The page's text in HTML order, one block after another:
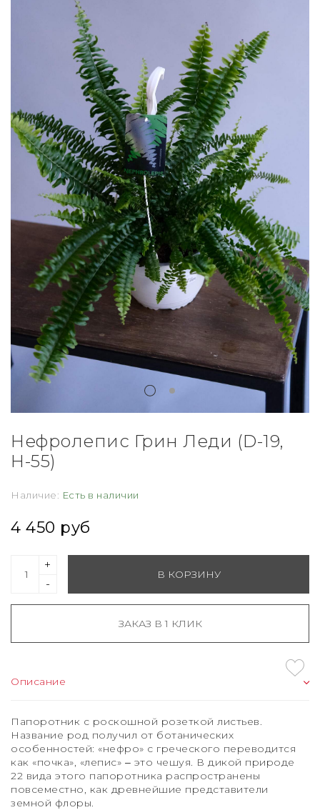
Нефролепис Грин Леди (D-19,
Н-55)
Наличие: Есть в наличии
4 450 руб
-
+
В КОРЗИНУ
ЗАКАЗ В 1 КЛИК
Описание
Папоротник с роскошной розеткой листьев.
Название род получил от ботанических
особенностей: «нефро» с греческого переводится
как «почка», «лепис» ‒ это чешуя. В дикой природе
22 вида этого папоротника распространены
повсеместно, как древнейшие представители
земной флоры.